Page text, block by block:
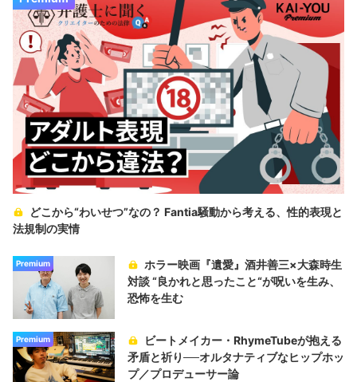
どこから“わいせつ”なの？ Fantia騒動から考える、性的表現と
法規制の実情
Premium
ホラー映画『遺愛』酒井善三×大森時生
対談 “良かれと思ったこと“が呪いを生み、
恐怖を生む
Premium
ビートメイカー・RhymeTubeが抱える
矛盾と祈り──オルタナティブなヒップホッ
プ／プロデューサー論